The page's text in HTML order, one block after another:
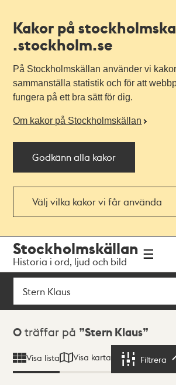
Kakor på
.stockholm.se
På Stockholmskällan använder vi
sammanställa statistik och för att
fungera på ett bra sätt för dig.
Om kakor på Stockholmskällan
Godkänn alla kakor
Välj vilka kakor vi får använda
navigationen
huvudinnehållet
Stockholmskällan
Historia i ord, ljud och bild
Sök
Sökresultat
0 träffar på Stern Klaus
Visa lista Visa karta Filtrera